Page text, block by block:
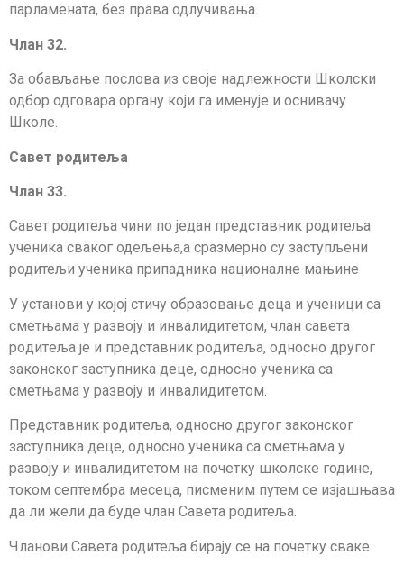
парламената, без права одлучивања.
Члан 32.
За обављање послова из своје надлежности Школски
одбор одговара органу који га именује и оснивачу
Школе.
Савет родитеља
Члан 33.
Савет родитеља чини по један представник родитеља
ученика сваког одељења,а сразмерно су заступљени
родитељи ученика припадника националне мањине
У устaнoви у кojoj стичу oбрaзoвaњe дeцa и учeници сa
смeтњaмa у рaзвojу и инвaлидитeтoм, члaн сaвeтa
рoдитeљa je и прeдстaвник рoдитeљa, oднoснo другoг
зaкoнскoг зaступникa дeцe, oднoснo учeникa сa
смeтњaмa у рaзвojу и инвaлидитeтoм.
Прeдстaвник рoдитeљa, oднoснo другoг зaкoнскoг
зaступникa дeцe, oднoснo учeникa сa смeтњaмa у
рaзвojу и инвaлидитeтoм на почетку школске године,
током септембра месеца, писменим путем се изјашњава
да ли жели да буде члан Савета родитеља.
Чланови Савета родитеља бирају се на почетку сваке